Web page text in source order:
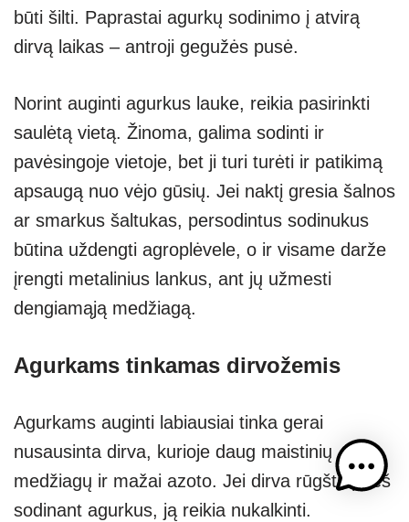
būti šilti. Paprastai agurkų sodinimo į atvirą
dirvą laikas – antroji gegužės pusė.
Norint auginti agurkus lauke, reikia pasirinkti
saulėtą vietą. Žinoma, galima sodinti ir
pavėsingoje vietoje, bet ji turi turėti ir patikimą
apsaugą nuo vėjo gūsių. Jei naktį gresia šalnos
ar smarkus šaltukas, persodintus sodinukus
būtina uždengti agroplėvele, o ir visame darže
įrengti metalinius lankus, ant jų užmesti
dengiamąją medžiagą.
Agurkams tinkamas dirvožemis
Agurkams auginti labiausiai tinka gerai
nusausinta dirva, kurioje daug maistinių
medžiagų ir mažai azoto. Jei dirva rūgšti, prieš
sodinant agurkus, ją reikia nukalkinti.